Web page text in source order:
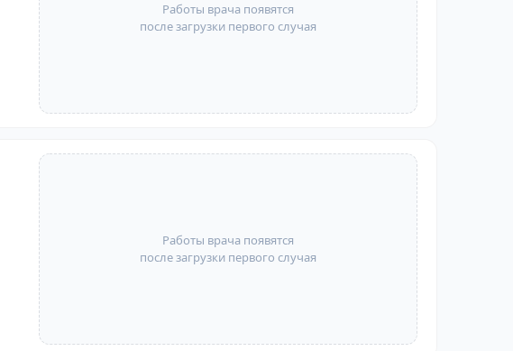
Работы врача появятся
после загрузки первого случая
Работы врача появятся
после загрузки первого случая